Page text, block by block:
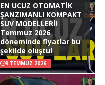
EN UCUZ OTOMATİK
ŞANZIMANLI KOMPAKT
SUV MODELLERİ!
Temmuz 2026
döneminde fiyatlar bu
şekilde oluştu!
9 TEMMUZ 2026